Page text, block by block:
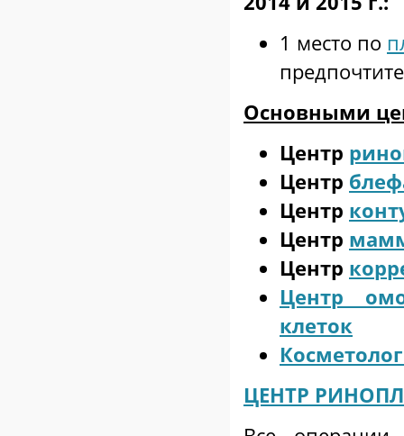
1 место по
Основными
Центр
Центр
Центр
Центр
Центр
Центр
клеток
ЦЕНТР